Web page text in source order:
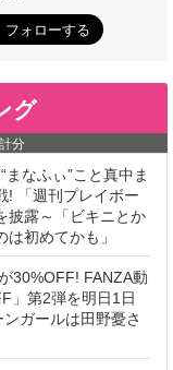
グ
分
まなふぃ”こと真中ま
! 「週刊プレイボー
披露～「ビキニとか
初めてかも」
30%OFF! FANZA動
」第2弾を明日1日
ガールは田野憂さ